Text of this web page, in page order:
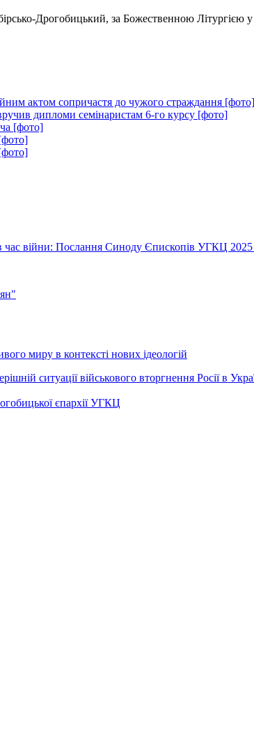
Дрогобицький, за Божественною Літургією у
актом сопричастя до чужого страждання [фото]
дипломи семінаристам 6-го курсу [фото]
[фото]
час війни: Послання Синоду Єпископів УГКЦ
миру в контексті нових ідеологій
ситуації військового вторгнення Росії в
єпархії УГКЦ